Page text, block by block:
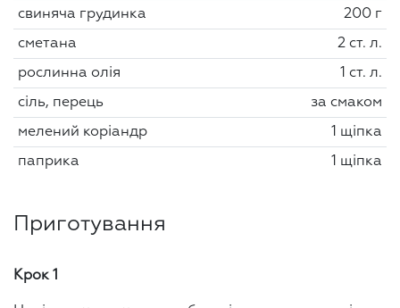
свиняча грудинка 200 г
сметана 2 ст. л.
рослинна олія 1 ст. л.
сіль, перець за смаком
мелений коріандр 1 щіпка
паприка 1 щіпка
Приготування
Крок 1